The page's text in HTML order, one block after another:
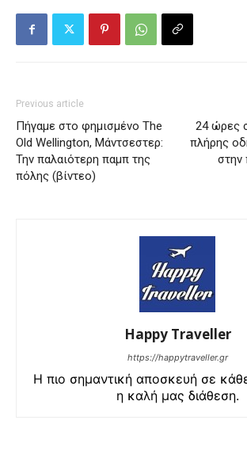
Previous article
Πήγαμε στο φημισμένο The
Old Wellington, Μάντσεστερ:
Την παλαιότερη παμπ της
πόλης (βίντεο)
24 ώρες
πλήρης
στην
Happy Traveller
https://happytraveller.gr
Η πιο σημαντική αποσκευή σε κάθε
η καλή μας διάθεση.